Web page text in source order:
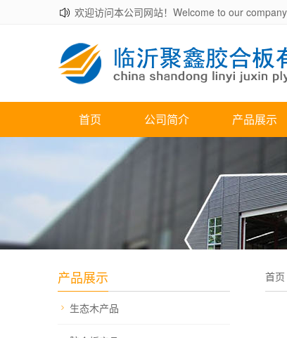
欢迎访问本公司网站！Welcome to our
首页 公司简介 产品展示
产品展示
生态木产品
首页